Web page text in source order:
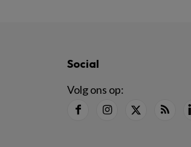
Social
Volg ons op: